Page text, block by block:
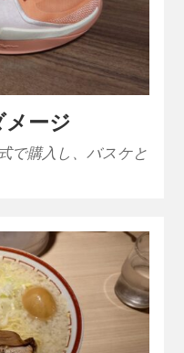
ージ
で購入し、バスケと